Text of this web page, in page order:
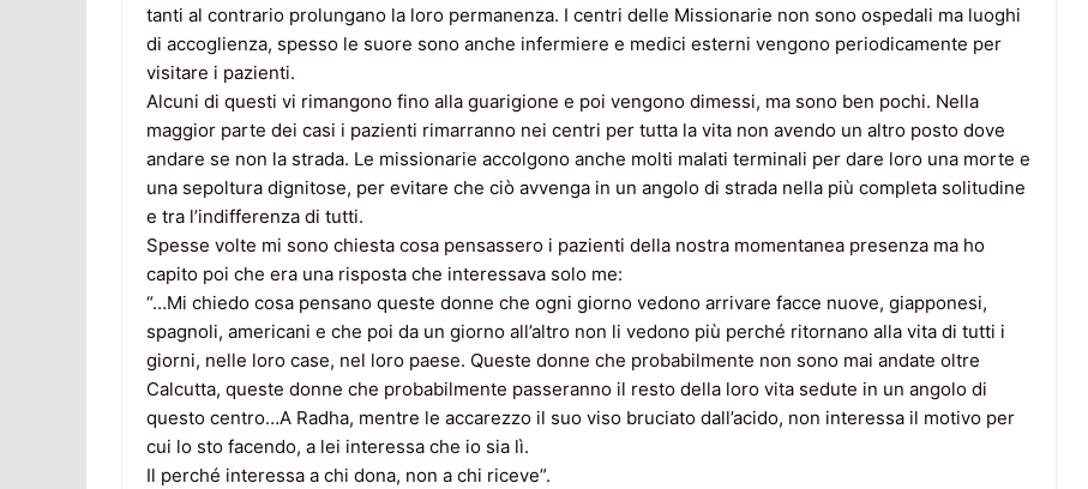
tanti al contrario prolungano la loro permanenza. I centri delle Missionarie non sono ospedali ma luoghi
di accoglienza, spesso le suore sono anche infermiere e medici esterni vengono periodicamente per
visitare i pazienti.
Alcuni di questi vi rimangono fino alla guarigione e poi vengono dimessi, ma sono ben pochi. Nella
maggior parte dei casi i pazienti rimarranno nei centri per tutta la vita non avendo un altro posto dove
andare se non la strada. Le missionarie accolgono anche molti malati terminali per dare loro una morte e
una sepoltura dignitose, per evitare che ciò avvenga in un angolo di strada nella più completa solitudine
e tra l’indifferenza di tutti.
Spesse volte mi sono chiesta cosa pensassero i pazienti della nostra momentanea presenza ma ho
capito poi che era una risposta che interessava solo me:
“…Mi chiedo cosa pensano queste donne che ogni giorno vedono arrivare facce nuove, giapponesi,
spagnoli, americani e che poi da un giorno all’altro non li vedono più perché ritornano alla vita di tutti i
giorni, nelle loro case, nel loro paese. Queste donne che probabilmente non sono mai andate oltre
Calcutta, queste donne che probabilmente passeranno il resto della loro vita sedute in un angolo di
questo centro…A Radha, mentre le accarezzo il suo viso bruciato dall’acido, non interessa il motivo per
cui lo sto facendo, a lei interessa che io sia lì.
Il perché interessa a chi dona, non a chi riceve”.